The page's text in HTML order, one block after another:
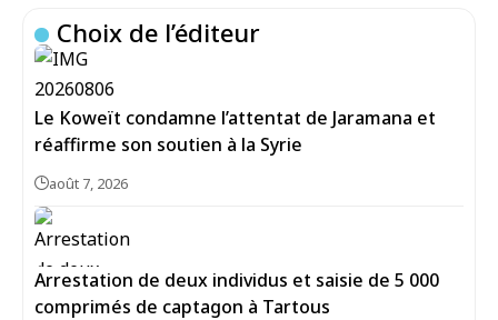
Choix de l’éditeur
Le Koweït condamne l’attentat de Jaramana et
réaffirme son soutien à la Syrie
août 7, 2026
Arrestation de deux individus et saisie de 5 000
comprimés de captagon à Tartous